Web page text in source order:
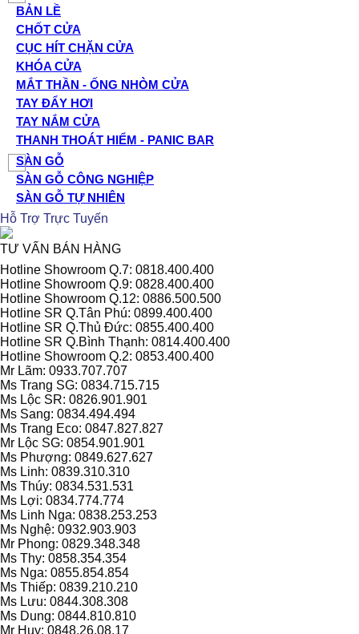
BẢN LỀ
CHỐT CỬA
CỤC HÍT CHẶN CỬA
KHÓA CỬA
MẮT THẦN - ỐNG NHÒM CỬA
TAY ĐẨY HƠI
TAY NẮM CỬA
THANH THOÁT HIỂM - PANIC BAR
SÀN GỖ
SÀN GỖ CÔNG NGHIỆP
SÀN GỖ TỰ NHIÊN
Hỗ Trợ Trực Tuyến
TƯ VẤN BÁN HÀNG
Hotline Showroom Q.7: 0818.400.400
Hotline Showroom Q.9: 0828.400.400
Hotline Showroom Q.12: 0886.500.500
Hotline SR Q.Tân Phú: 0899.400.400
Hotline SR Q.Thủ Đức: 0855.400.400
Hotline SR Q.Bình Thạnh: 0814.400.400
Hotline Showroom Q.2: 0853.400.400
Mr Lãm: 0933.707.707
Ms Trang SG: 0834.715.715
Ms Lộc SR: 0826.901.901
Ms Sang: 0834.494.494
Ms Trang Eco: 0847.827.827
Mr Lộc SG: 0854.901.901
Ms Phượng: 0849.627.627
Ms Linh: 0839.310.310
Ms Thúy: 0834.531.531
Ms Lợi: 0834.774.774
Ms Linh Nga: 0838.253.253
Ms Nghệ: 0932.903.903
Mr Phong: 0829.348.348
Ms Thy: 0858.354.354
Ms Nga: 0855.854.854
Ms Thiếp: 0839.210.210
Ms Lưu: 0844.308.308
Ms Dung: 0844.810.810
Mr Huy: 0848.26.08.17